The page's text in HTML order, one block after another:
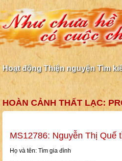
Hoạt động Thiện nguyện Tìm
HOÀN CẢNH THẤT LẠC:
MS12786: Nguyễn Thị Quế
Họ và tên: Tìm gia đình